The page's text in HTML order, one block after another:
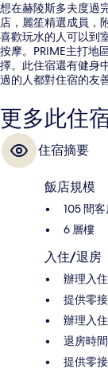
想在赫陵斯多夫度過
店，麗笙精選成員，
喜歡玩水的人可以到
按摩。PRIME主打地
擇。此住宿還有健身
過的人都對住宿的友
更多此住
住宿摘要
飯店規模
105 間
6 層樓
入住/退房
辦理入
提供零
辦理入
退房時
提供零